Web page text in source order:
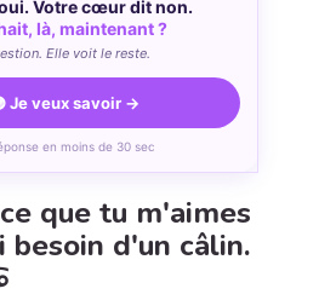
Votre cœur dit non.
là, maintenant ?
Elle voit le reste.
Je veux savoir →
en moins de 30 sec
que tu m'aimes
besoin d'un câlin.